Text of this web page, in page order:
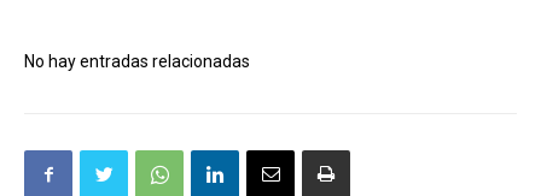
No hay entradas relacionadas